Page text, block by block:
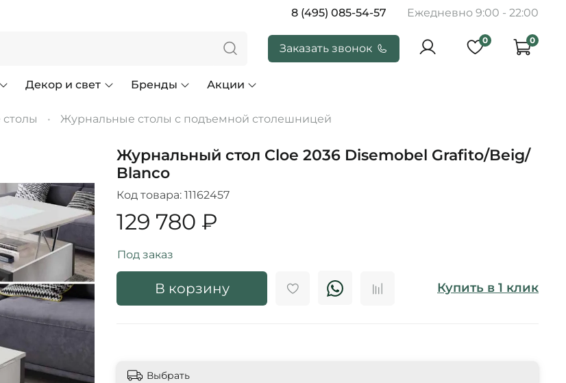
8 (495) 085-54-57 Ежедневно 9:00 - 22:00
Заказать звонок
0 0
Декор и свет Бренды Акции
Журнальные столы с подъемной столешницей
Журнальный стол Cloe 2036 Disemobel Grafito/Beig/
Blanco
Код товара: 11162457
129 780 ₽
В корзину Купить в 1 клик
Под заказ
Выбрать